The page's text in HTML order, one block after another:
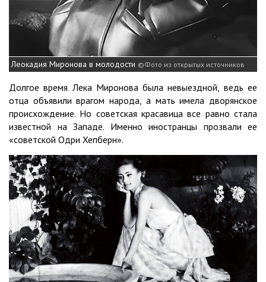
Леокадия Миронова в молодости Фото из открытых источников
Долгое время Лека Миронова была невыездной, ведь ее
отца объявили врагом народа, а мать имела дворянское
происхождение. Но советская красавица все равно стала
известной на Западе. Именно иностранцы прозвали ее
«советской Одри Хепберн».